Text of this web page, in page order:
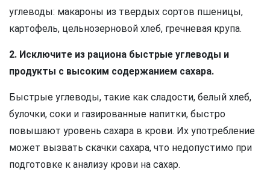
углеводы: макароны из твердых сортов пшеницы,
картофель, цельнозерновой хлеб, гречневая крупа.
2. Исключите из рациона быстрые углеводы и
продукты с высоким содержанием сахара.
Быстрые углеводы, такие как сладости, белый хлеб,
булочки, соки и газированные напитки, быстро
повышают уровень сахара в крови. Их употребление
может вызвать скачки сахара, что недопустимо при
подготовке к анализу крови на сахар.